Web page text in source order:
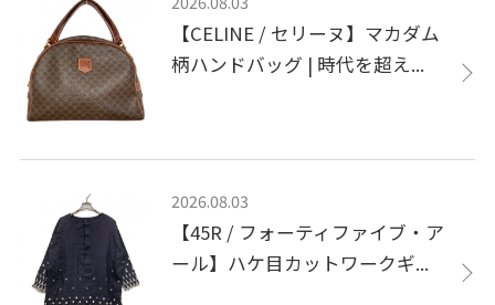
【CELINE / セリーヌ】マカダム
柄ハンドバッグ | 時代を超え...
2026.08.03
【45R / フォーティファイブ・ア
ール】ハケ目カットワークギ...